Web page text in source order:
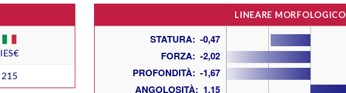
IES€
215
LINEARE MORFOLOGICO